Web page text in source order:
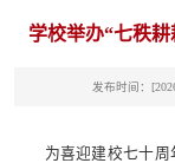
学校举办“七秩
发布时间：
为喜迎建校七十周